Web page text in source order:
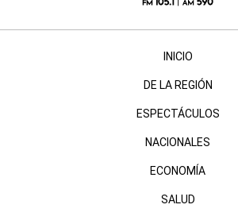
INICIO
DE LA REGIÓN
ESPECTÁCULOS
NACIONALES
ECONOMÍA
SALUD